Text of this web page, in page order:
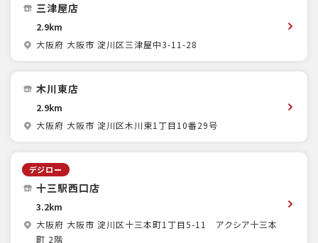
三津屋店
2.9km
大阪府 大阪市 淀川区三津屋中3-11-28
木川東店
2.9km
大阪府 大阪市 淀川区木川東1丁目10番29号
デジロー
十三駅西口店
3.2km
大阪府 大阪市 淀川区十三本町1丁目5-11 アクシア十三本
町 2階